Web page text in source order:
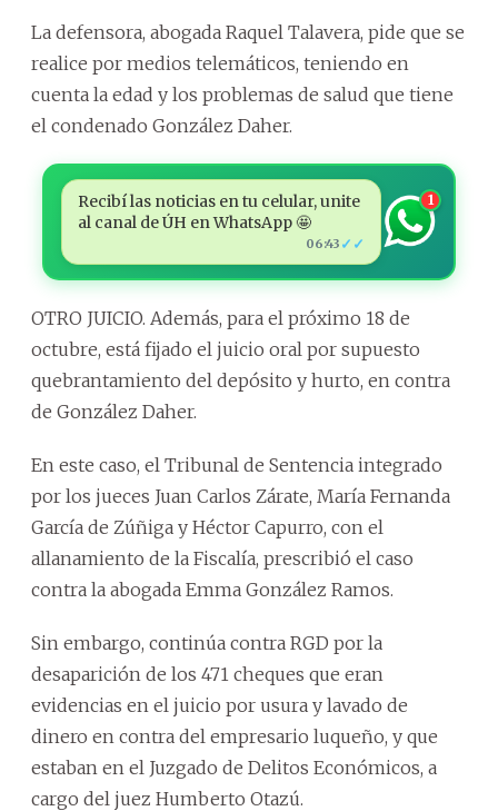
La defensora, abogada Raquel Talavera, pide que se
realice por medios telemáticos, teniendo en
cuenta la edad y los problemas de salud que tiene
el condenado González Daher.
Recibí las noticias en tu celular, unite
al canal de ÚH en WhatsApp 🤩
06:43 ✓✓
1
OTRO JUICIO. Además, para el próximo 18 de
octubre, está fijado el juicio oral por supuesto
quebrantamiento del depósito y hurto, en contra
de González Daher.
En este caso, el Tribunal de Sentencia integrado
por los jueces Juan Carlos Zárate, María Fernanda
García de Zúñiga y Héctor Capurro, con el
allanamiento de la Fiscalía, prescribió el caso
contra la abogada Emma González Ramos.
Sin embargo, continúa contra RGD por la
desaparición de los 471 cheques que eran
evidencias en el juicio por usura y lavado de
dinero en contra del empresario luqueño, y que
estaban en el Juzgado de Delitos Económicos, a
cargo del juez Humberto Otazú.